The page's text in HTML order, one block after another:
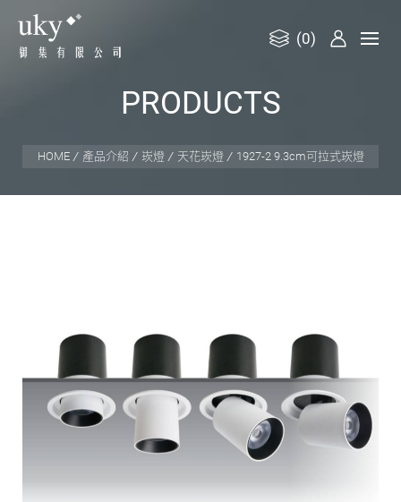
(0)
PRODUCTS
HOME 產品介紹 崁燈 天花崁燈 1927-2 9.3cm可拉式崁燈